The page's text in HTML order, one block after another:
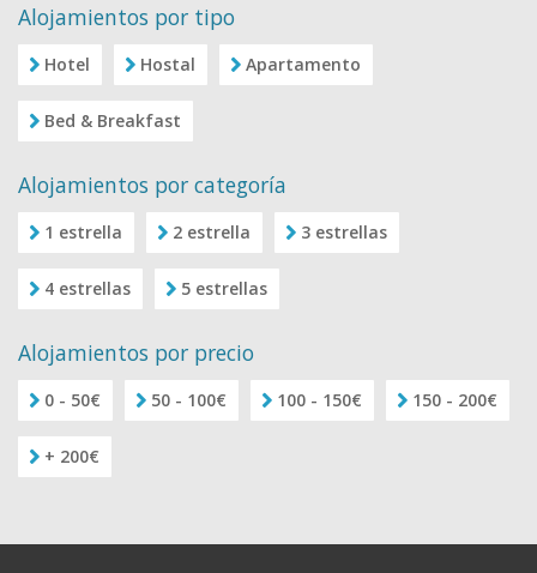
Alojamientos por tipo
Hotel Hostal Apartamento
Bed & Breakfast
Alojamientos por categoría
1 estrella 2 estrella 3 estrellas
4 estrellas 5 estrellas
Alojamientos por precio
0 - 50€ 50 - 100€ 100 - 150€ 150 - 200€
+ 200€